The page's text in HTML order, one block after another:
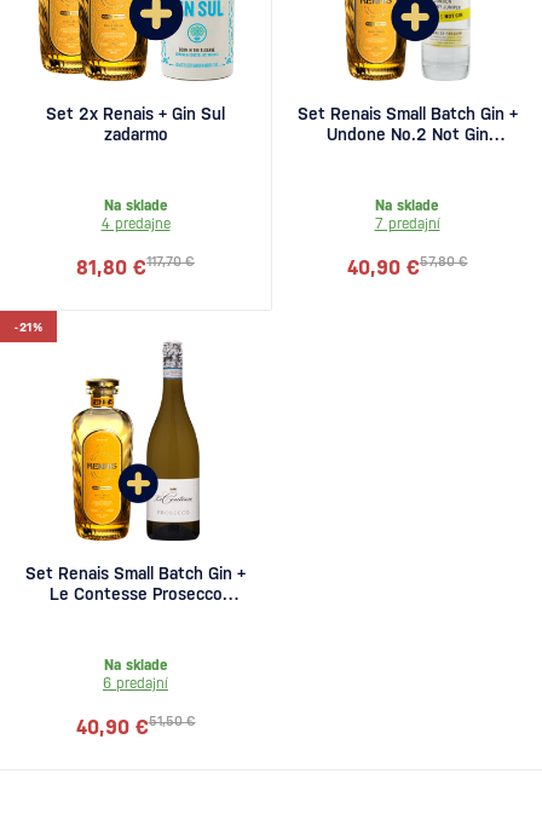
Set 2x Renais + Gin Sul
zadarmo
Na sklade
4 predajne
117,70 €
81,80 €
Set Renais Small Batch Gin +
Undone No.2 Not Gin
Na sklade
7 predajní
57,80 €
40,90 €
-21%
Set Renais Small Batch Gin +
Le Contesse Prosecco
Na sklade
6 predajní
51,50 €
40,90 €